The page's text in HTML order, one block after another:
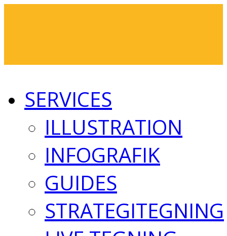
SERVICES
ILLUSTRATION
INFOGRAFIK
GUIDES
STRATEGITEGNING